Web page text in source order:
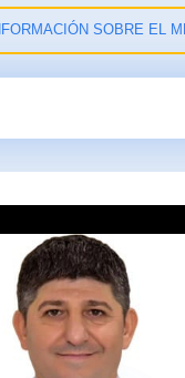
SOBRE EL